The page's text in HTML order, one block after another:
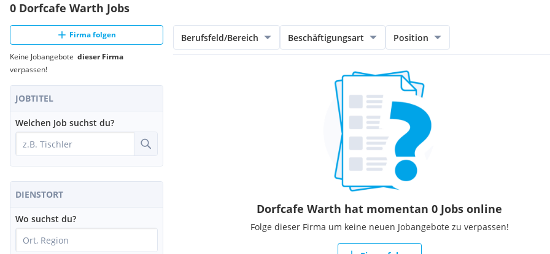
0 Dorfcafe Warth Jobs
Firma folgen
Keine Jobangebote dieser Firma
verpassen!
JOBTITEL
Welchen Job suchst du?
DIENSTORT
Wo suchst du?
Berufsfeld/Bereich Beschäftigungsart Position
Dorfcafe Warth hat momentan 0 Jobs online
Folge dieser Firma um keine neuen Jobangebote zu verpassen!